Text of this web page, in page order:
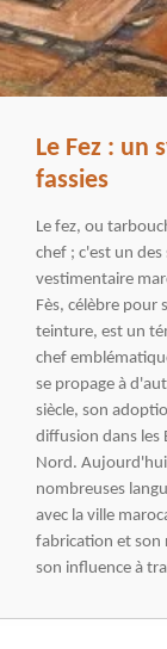
Le Fez : un
fassies
Le fez, ou
chef ; c'est un
vestimentaire
Fès, célèbre pour
teinture, est un
chef
se propage à
siècle, son
diffusion dans les
Nord. Aujourd'hui
nombreuses
avec la ville
fabrication et son
son influence à